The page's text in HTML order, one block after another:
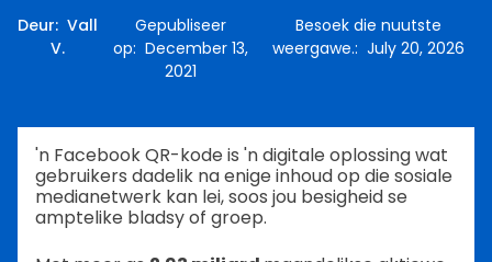
Deur: Vall
V.
Gepubliseer
op: December 13,
2021
Besoek die nuutste
weergawe.:July 20, 2026
'n Facebook QR-kode is 'n digitale oplossing wat
gebruikers dadelik na enige inhoud op die sosiale
medianetwerk kan lei, soos jou besigheid se
amptelike bladsy of groep.